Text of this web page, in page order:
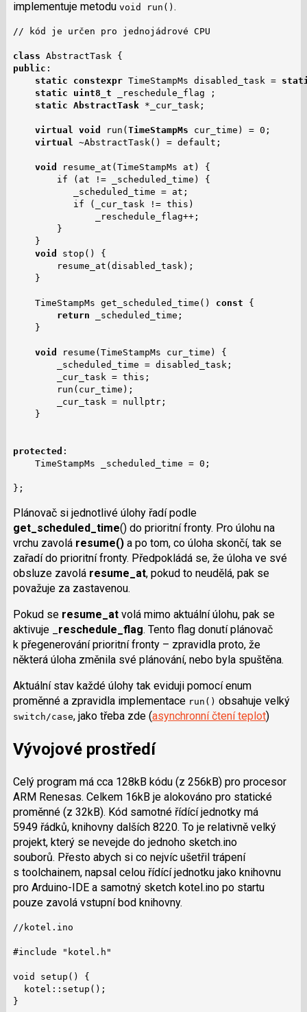
implementuje metodu void run() .
// kód je určen pro jednojádrové CPU
class
public :
static constexpr TimeStampMs disabled_task =
static uint8_t _reschedule_flag ;
static AbstractTask *_cur_task;
virtual void run( TimeStampMs cur_time) = 0;
virtual ~AbstractTask() = default;
void
resume_at(TimeStampMs at) {
        if (at != _scheduled_time) {
           _scheduled_time = at;
           if (_cur_task != this)
               _reschedule_flag++;
        }
    }
void
stop() {
        resume_at(disabled_task);
    }
    TimeStampMs get_scheduled_time()
const {
return _scheduled_time;
    }
void
resume(TimeStampMs cur_time) {
        _scheduled_time = disabled_task;
        _cur_task = this;
        run(cur_time);
        _cur_task = nullptr;
    }
protected :
    TimeStampMs _scheduled_time = 0;
};
Plánovač si jednotlivé úlohy řadí podle
get_scheduled_time() do prioritní fronty. Pro úlohu na
vrchu zavolá resume()a po tom, co úloha skončí, tak se
zařadí do prioritní fronty. Předpokládá se, že úloha ve své
obsluze zavolá resume_at, pokud to neudělá, pak se
považuje za zastavenou.
Pokud se resume_atvolá mimo aktuální úlohu, pak se
aktivuje _ reschedule_flag. Tento flag donutí plánovač
k přegenerování prioritní fronty – zpravidla proto, že
některá úloha změnila své plánování, nebo byla spuštěna.
Aktuální stav každé úlohy tak eviduji pomocí enum
proměnné a zpravidla implementace run() obsahuje velký
switch/case, jako třeba zde (asynchronní čtení teplot)
Vývojové prostředí
Celý program má cca 128kB kódu (z 256kB) pro procesor
ARM Renesas. Celkem 16kB je alokováno pro statické
proměnné (z 32kB). Kód samotné řídící jednotky má
5949 řádků, knihovny dalších 8220. To je relativně velký
projekt, který se nevejde do jednoho sketch.ino
souborů. Přesto abych si co nejvíc ušetřil trápení
s toolchainem, napsal celou řídící jednotku jako knihovnu
pro Arduino-IDE a samotný sketch kotel.ino po startu
pouze zavolá vstupní bod knihovny.
//kotel.ino
#include "kotel.h"
void setup() {
  kotel::setup();
}